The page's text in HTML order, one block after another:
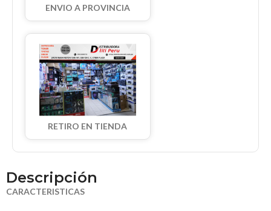
ENVIO A PROVINCIA
RETIRO EN TIENDA
Descripción
CARACTERISTICAS